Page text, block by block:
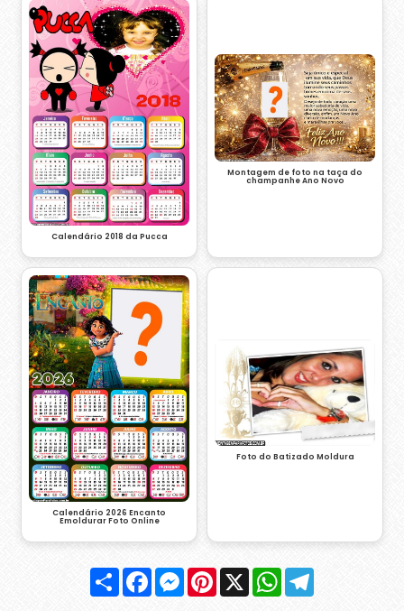
Calendário 2018 da Pucca
Montagem de foto na taça do
champanhe Ano Novo
Calendário 2026 Encanto
Emoldurar Foto Online
Foto do Batizado Moldura
Compartilhar
FacebookMessenger
Pinterest
X WhatsApp